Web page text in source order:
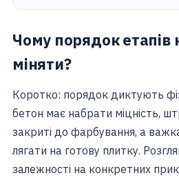
Чому порядок
міняти?
Коротко: порядок диктують
бетон має набрати міцність,
закриті до фарбування, а
лягати на готову плитку.
залежності на конкретних